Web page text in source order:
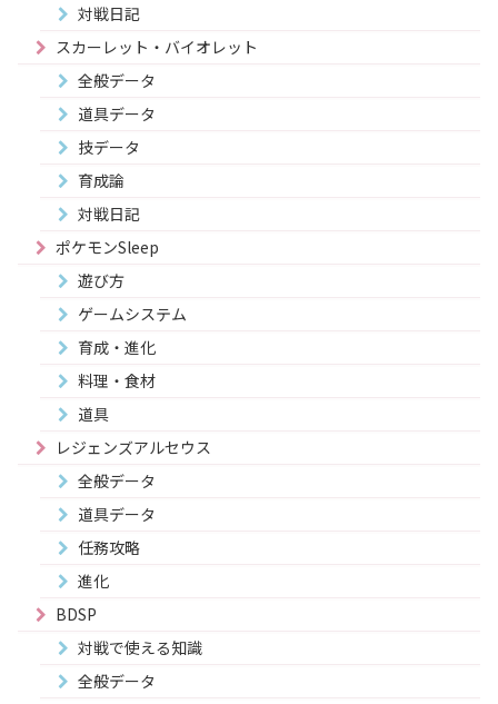
対戦日記
スカーレット・バイオレット
全般データ
道具データ
技データ
育成論
対戦日記
ポケモンSleep
遊び方
ゲームシステム
育成・進化
料理・食材
道具
レジェンズアルセウス
全般データ
道具データ
任務攻略
進化
BDSP
対戦で使える知識
全般データ